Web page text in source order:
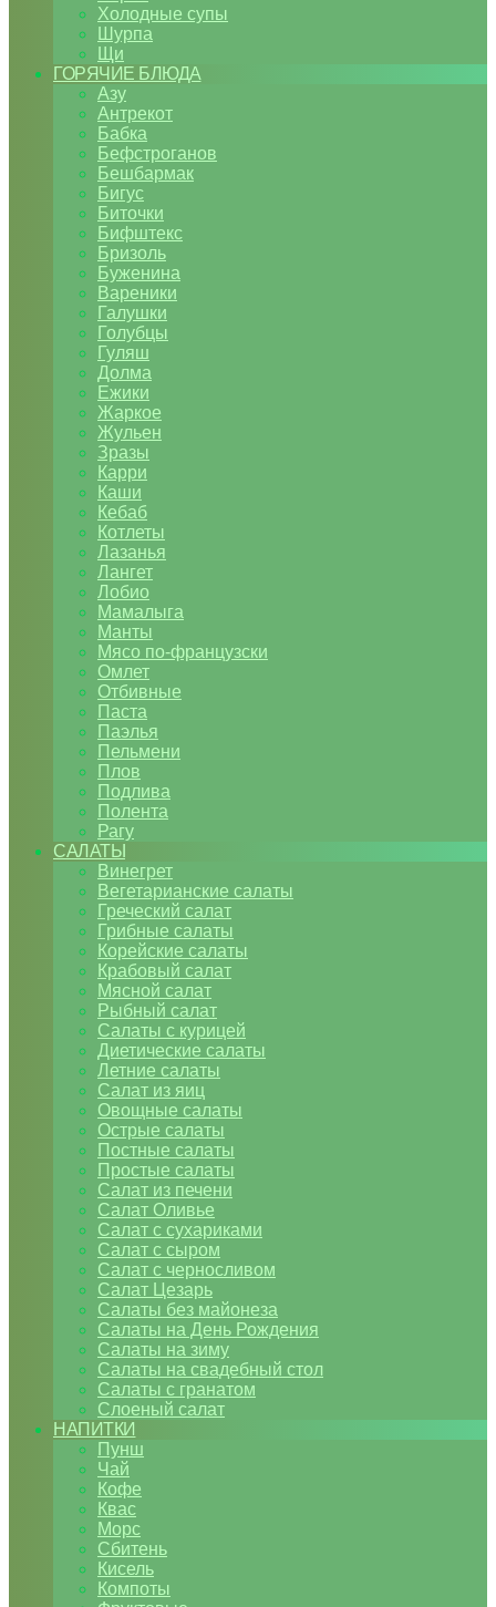
Холодные супы
Шурпа
Щи
ГОРЯЧИЕ БЛЮДА
Азу
Антрекот
Бабка
Бефстроганов
Бешбармак
Бигус
Биточки
Бифштекс
Бризоль
Буженина
Вареники
Галушки
Голубцы
Гуляш
Долма
Ежики
Жаркое
Жульен
Зразы
Карри
Каши
Кебаб
Котлеты
Лазанья
Лангет
Лобио
Мамалыга
Манты
Мясо по-французски
Омлет
Отбивные
Паста
Паэлья
Пельмени
Плов
Подлива
Полента
Рагу
САЛАТЫ
Винегрет
Вегетарианские салаты
Греческий салат
Грибные салаты
Корейские салаты
Крабовый салат
Мясной салат
Рыбный салат
Салаты с курицей
Диетические салаты
Летние салаты
Салат из яиц
Овощные салаты
Острые салаты
Постные салаты
Простые салаты
Салат из печени
Салат Оливье
Салат с сухариками
Салат с сыром
Салат с черносливом
Салат Цезарь
Салаты без майонеза
Салаты на День Рождения
Салаты на зиму
Салаты на свадебный стол
Салаты с гранатом
Слоеный салат
НАПИТКИ
Пунш
Чай
Кофе
Квас
Морс
Сбитень
Кисель
Компоты